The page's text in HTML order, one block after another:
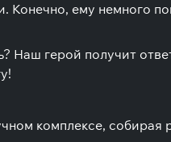
ему немного
Наш герой получит
комплексе,